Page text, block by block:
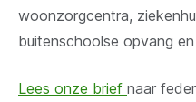
woonzorgcentra,
buitenschoolse opvang
Lees onze brief naar